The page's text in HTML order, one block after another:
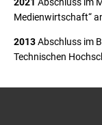
Medienwirtschaft“
2013Abschluss im
Technischen